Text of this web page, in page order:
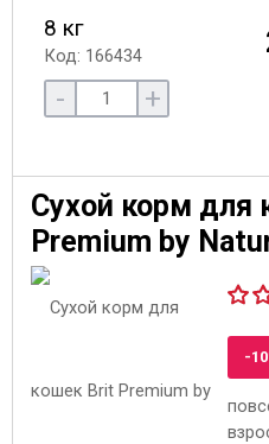
8 кг
Код: 166434
- +
Сухой корм для
Premium by
-